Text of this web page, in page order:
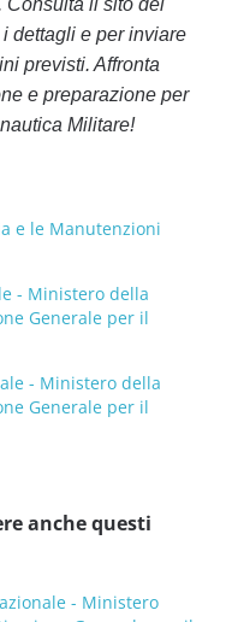
Consulta il sito del
dettagli e per inviare
previsti. Affronta
e preparazione per
Militare!
e le Manutenzioni
- Ministero della
Generale per il
- Ministero della
Generale per il
anche questi
- Ministero